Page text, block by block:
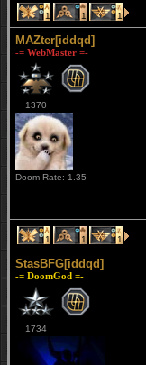
1 1 1
MAZter[iddqd]
-= WebMaster =-
1370
Doom Rate: 1.35
1 1 1
StasBFG[iddqd]
-= DoomGod =-
1734